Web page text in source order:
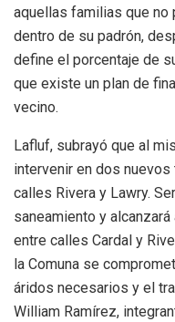
aquellas familias que no
dentro de su padrón,
define el porcentaje de
que existe un plan de
vecino.
Lafluf, subrayó que al
intervenir en dos
calles Rivera y Lawry.
saneamiento y
entre calles Cardal y
la Comuna se
áridos necesarios y el
William Ramírez,